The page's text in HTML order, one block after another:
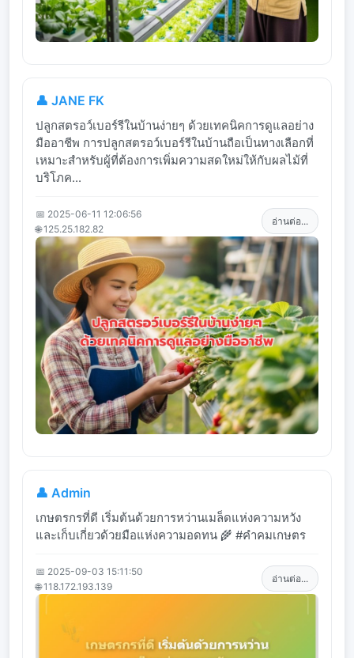
👤 JANE FK
ปลูกสตรอว์เบอร์รีในบ้านง่ายๆ ด้วยเทคนิคการดูแลอย่าง
มืออาชีพ การปลูกสตรอว์เบอร์รีในบ้านถือเป็นทางเลือกที่
เหมาะสำหรับผู้ที่ต้องการเพิ่มความสดใหม่ให้กับผลไม้ที่
บริโภค...
📅 2025-06-11 12:06:56
🌐 125.25.182.82
อ่านต่อ...
👤 Admin
เกษตรกรที่ดี เริ่มต้นด้วยการหว่านเมล็ดแห่งความหวัง
และเก็บเกี่ยวด้วยมือแห่งความอดทน 🌾 #คำคมเกษตร
📅 2025-09-03 15:11:50
🌐 118.172.193.139
อ่านต่อ...